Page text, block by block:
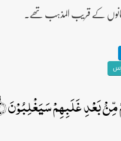
کے قریب المذہب تھے۔
بَعۡدِ غَلَبِہِمۡ سَیَغۡلِبُوۡنَ ۙ﴿۳﴾